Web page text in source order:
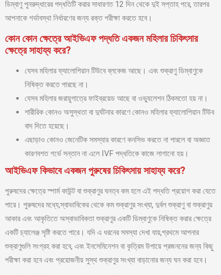
ডিম্বাণু পুনরুদ্ধারের পদ্ধতিটি করার সাধারণত 12 দিন থেকে দুই সপ্তাহ পরে, তারপর
আপনাকে গর্ভাবস্থা নির্ধারণের জন্য রক্ত পরীক্ষা করতে হবে।
কোন কোন ক্ষেত্রে আইভিএফ পদ্ধতি একজন মহিলার চিকিৎসার
ক্ষেত্রে সাহায্য করে?
যেসব মহিলার ফ্যালোপিয়ান টিউবে ব্লকেজ আছে। এবং শুক্রাণু ডিম্বাণুকে
নিষিক্ত করতে পারছে না।
যেসব মহিলার জরায়ুগাত্রে ফাইব্রয়েড আছে বা ওভ্যুলেশন ঠিকমতো হয় না।
শারীরিক কোনও অসুস্থতা বা দুর্ঘটনার কারণে কোনও মহিলার ফ্যালোপিয়ান টিউব
বাদ দিতে হয়েছে।
এছাড়াও কোনও জেনেটিক সমস্যার কারণে কনসিভ করতে না পারলে বা অজ্ঞাত
কারণবশত গর্ভে সন্তান না এলে IVF পদ্ধতিকে কাজে লাগানো হয়।
আইভিএফ কিভাবে একজন পুরুষের চিকিৎসায় সাহায্য করে?
পুরুষদের ক্ষেত্রে স্পার্ম কাউন্ট বা শুক্রাণুর ঘনত্ব কম হলে এই পদ্ধতি প্রয়োগ করা যেতে
পারে। পুরুষদের মধ্যে,স্বাভাবিকের থেকে কম শুক্রাণুর সংখ্যা, দুর্বল শুক্রাণু বা শুক্রাণুর
আকার এবং আকৃতিতে অস্বাভাবিকতা শুক্রাণুর একটি ডিম্বাণুকে নিষিক্ত করার ক্ষেত্রে
একটি চ্যালেঞ্জ সৃষ্টি করতে পারে। যদি এ ধরনের সমস্যা দেখা যায়,প্রথমে আপনার
শুক্রাণুগুলি সংগ্রহ করা হবে, এবং ইনসেমিনেশন বা কৃত্রিম উপায়ে প্রজননের জন্য কিছু
পরীক্ষা করা হবে এবং প্রয়োজনীয় সুস্থ শুক্রাণুর সংখ্যা বাড়ানোর জন্য ঘন করা হবে।